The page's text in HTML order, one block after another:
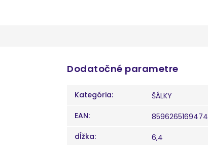
Dodatočné parametre
Kategória:
ŠÁLKY
EAN:
8596265169474
dĺžka:
6,4